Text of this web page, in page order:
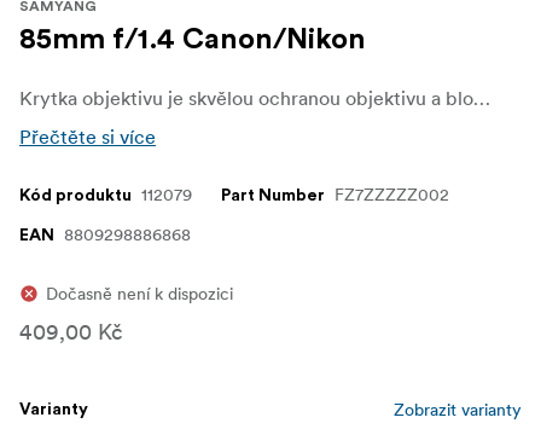
SAMYANG
85mm f/1.4 Canon/Nikon
Krytka objektivu je skvělou ochranou objektivu a blokuje pronikání rozptýleného světla do objektivu.
Přečtěte si více
Kód produktu 112079 Part Number FZ7ZZZZZ002
EAN 8809298886868
Dočasně není k dispozici
409,00 Kč
Varianty Zobrazit varianty